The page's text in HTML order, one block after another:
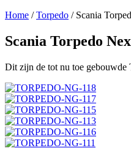
Home /Torpedo / Scania
Scania Torpedo
Dit zijn de tot nu toe gebouwde